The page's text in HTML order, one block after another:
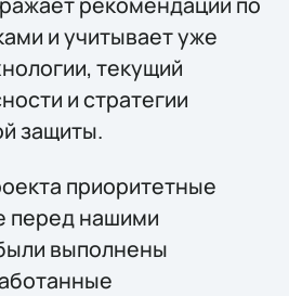
и учитывает уже
текущий
и стратегии
защиты.
приоритетные
перед нашими
выполнены